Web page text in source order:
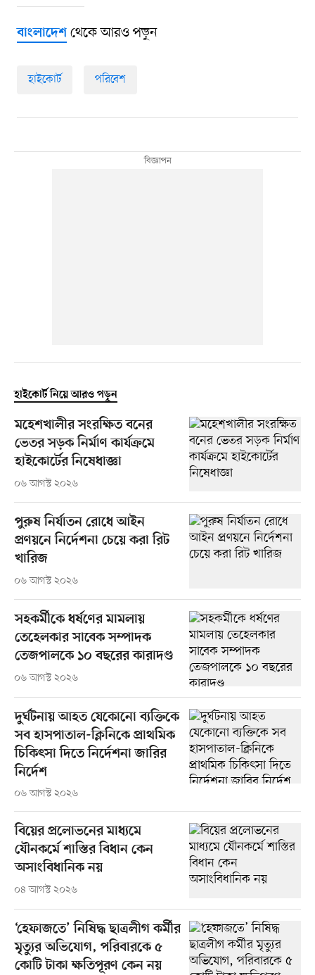
বাংলাদেশথেকে আরও পড়ুন
হাইকোর্ট পরিবেশ
হাইকোর্ট নিয়ে আরও পড়ুন
মহেশখালীর সংরক্ষিত বনের
ভেতর সড়ক নির্মাণ কার্যক্রমে
হাইকোর্টের নিষেধাজ্ঞা
০৬ আগস্ট ২০২৬
পুরুষ নির্যাতন রোধে আইন
প্রণয়নে নির্দেশনা চেয়ে করা রিট
খারিজ
০৬ আগস্ট ২০২৬
সহকর্মীকে ধর্ষণের মামলায়
তেহেলকার সাবেক সম্পাদক
তেজপালকে ১০ বছরের কারাদণ্ড
০৬ আগস্ট ২০২৬
দুর্ঘটনায় আহত যেকোনো ব্যক্তিকে
সব হাসপাতাল-ক্লিনিকে প্রাথমিক
চিকিৎসা দিতে নির্দেশনা জারির
নির্দেশ
০৬ আগস্ট ২০২৬
বিয়ের প্রলোভনের মাধ্যমে
যৌনকর্মে শাস্তির বিধান কেন
অসাংবিধানিক নয়
০৪ আগস্ট ২০২৬
‘হেফাজতে’ নিষিদ্ধ ছাত্রলীগ কর্মীর
মৃত্যুর অভিযোগ, পরিবারকে ৫
কোটি টাকা ক্ষতিপূরণ কেন নয়